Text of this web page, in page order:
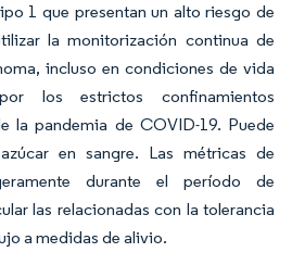
1 que presentan un alto riesgo de
la monitorización continua de
incluso en condiciones de vida
los estrictos confinamientos
la pandemia de COVID-19. Puede
en sangre. Las métricas de
durante el período de
las relacionadas con la tolerancia
a medidas de alivio.